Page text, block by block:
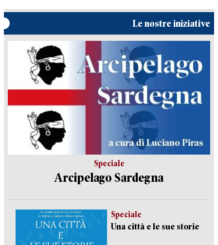
Le nostre iniziative
Speciale
Arcipelago Sardegna
Speciale
Una città e le sue storie